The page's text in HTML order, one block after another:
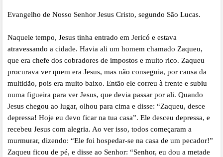
Evangelho de Nosso Senhor Jesus Cristo, segundo São Lucas.
Naquele tempo, Jesus tinha entrado em Jericó e estava
atravessando a cidade. Havia ali um homem chamado Zaqueu,
que era chefe dos cobradores de impostos e muito rico. Zaqueu
procurava ver quem era Jesus, mas não conseguia, por causa da
multidão, pois era muito baixo. Então ele correu à frente e subiu
numa figueira para ver Jesus, que devia passar por ali. Quando
Jesus chegou ao lugar, olhou para cima e disse: “Zaqueu, desce
depressa! Hoje eu devo ficar na tua casa”. Ele desceu depressa, e
recebeu Jesus com alegria. Ao ver isso, todos começaram a
murmurar, dizendo: “Ele foi hospedar-se na casa de um pecador!”
Zaqueu ficou de pé, e disse ao Senhor: “Senhor, eu dou a metade